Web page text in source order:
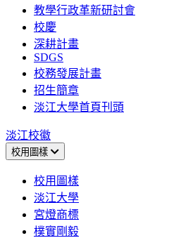
教學行政革新研討會
校慶
深耕計畫
SDGS
校務發展計畫
招生簡章
淡江大學首頁刊頭
淡江校徽
校用圖樣
校用圖樣
淡江大學
宮燈商標
樸實剛毅